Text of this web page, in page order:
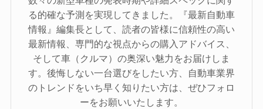
る的確な予測を実現してきました。『最新自動車
情報』編集長として、読者の皆様に信頼性の高い
最新情報、専門的な視点からの購入アドバイス、
そして車（クルマ）の奥深い魅力をお届けしま
す。後悔しない一台選びをしたい方、自動車業界
のトレンドをいち早く知りたい方は、ぜひフォロ
ーをお願いいたします。